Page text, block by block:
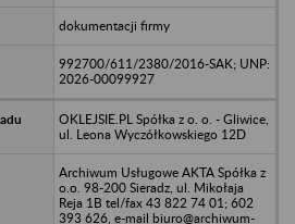
dokumentacji firmy
992700/611/2380/2016-SAK; UNP:
2026-00099927
OKLEJSIE.PL Spółka z o. o. - Gliwice,
ul. Leona Wyczółkowskiego 12D
Archiwum Usługowe AKTA Spółka z
o.o. 98-200 Sieradz, ul. Mikołaja
Reja 1B tel/fax 43 822 74 01; 602
393 626, e-mail biuro@archiwum-